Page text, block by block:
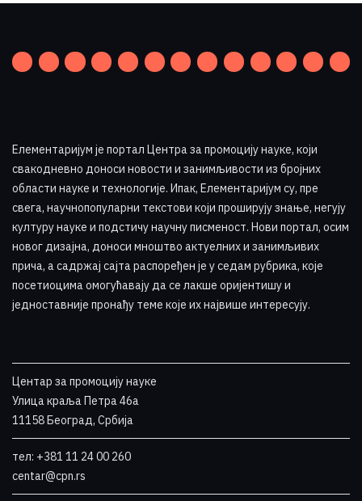
Елементаријум је портал Центра за промоцију науке, који
свакодневно доноси новости и занимљивости из бројних
области науке и технологије. Ипак, Елементаријум су, пре
свега, научнопопуларни текстови који проширују знање, негују
културу науке и подстичу научну писменост. Нови портал, осим
новог дизајна, доноси мноштво актуелних и занимљивих
прича, а садржај сајта распоређен је у седам рубрика, које
посетиоцима омогућавају да се лакше оријентишу и
једноставније пронађу теме које их највише интересују.
Центар за промоцију науке
Улица краља Петра 46a
11158 Београд, Србија
тел: +381 11 24 00 260
centar@cpn.rs